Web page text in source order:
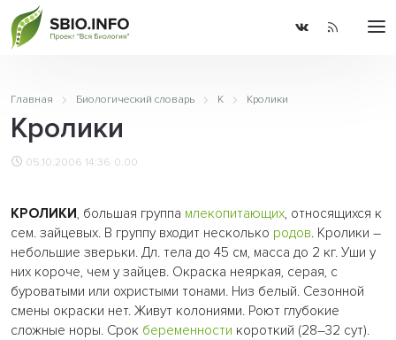
Главная Биологический словарь К Кролики
Кролики
05.10.2006 14:36 0.00
КРОЛИКИ, большая группа млекопитающих, относящихся к
сем. зайцевых. В группу входит несколько родов. Кролики –
небольшие зверьки. Дл. тела до 45 см, масса до 2 кг. Уши у
них короче, чем у зайцев. Окраска неяркая, серая, с
буроватыми или охристыми тонами. Низ белый. Сезонной
смены окраски нет. Живут колониями. Роют глубокие
сложные норы. Срок беременности короткий (28–32 сут).